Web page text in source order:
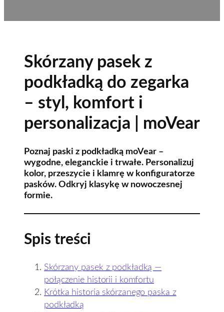
Skórzany pasek z
podkładką do zegarka
– styl, komfort i
personalizacja | moVear
Poznaj paski z podkładką moVear –
wygodne, eleganckie i trwałe. Personalizuj
kolor, przeszycie i klamrę w konfiguratorze
pasków. Odkryj klasykę w nowoczesnej
formie.
Spis treści
Skórzany pasek z podkładką —
połączenie historii i komfortu
Krótka historia skórzanego paska z
podkładką